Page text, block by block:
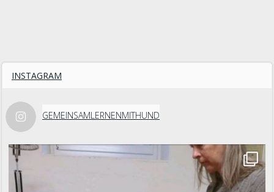
INSTAGRAM
GEMEINSAMLERNENMITHUND